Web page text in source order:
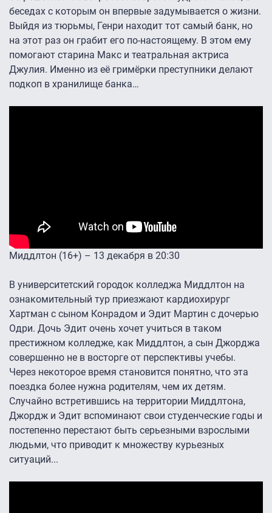
беседах с которым он впервые задумывается о жизни.
Выйдя из тюрьмы, Генри находит тот самый банк, но
на этот раз он грабит его по-настоящему. В этом ему
помогают старина Макс и театральная актриса
Джулия. Именно из её гримёрки преступники делают
подкоп в хранилище банка…
Миддлтон (16+) – 13 декабря в 20:30
В университетский городок колледжа Миддлтон на
ознакомительный тур приезжают кардиохирург
Хартман с сыном Конрадом и Эдит Мартин с дочерью
Одри. Дочь Эдит очень хочет учиться в таком
престижном колледже, как Миддлтон, а сын Джорджа
совершенно не в восторге от перспективы учебы.
Через некоторое время становится понятно, что эта
поездка более нужна родителям, чем их детям.
Случайно встретившись на территории Миддлтона,
Джордж и Эдит вспоминают свои студенческие годы и
постепенно перестают быть серьезными взрослыми
людьми, что приводит к множеству курьезных
ситуаций...